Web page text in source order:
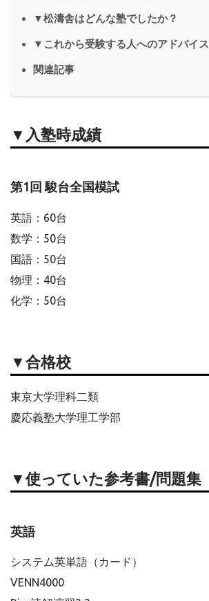
▼松濤舎はどんな塾でしたか？
▼これから受験する人へのアドバイス
関連記事
▼入塾時成績
第1回 駿台全国模試
英語：60台
数学：50台
国語：50台
物理：40台
化学：50台
▼合格校
東京大学理科二類
慶応義塾大学理工学部
▼使っていた参考書/問題集
英語
システム英単語（カード）
VENN4000